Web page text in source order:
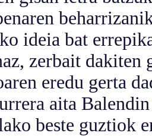
ideia bat
zerbait
eredu gerta
aita Balendin
beste guztiok